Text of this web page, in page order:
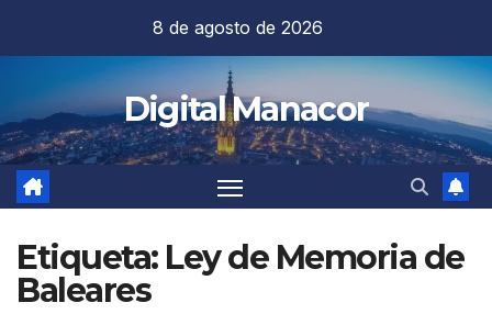
contenido
8 de agosto de 2026
Digital Manacor
Etiqueta: Ley de Memoria de
Baleares